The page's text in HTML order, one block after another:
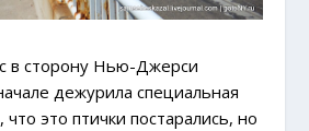
в сторону Нью-Джерси
дежурила специальная
это птички постарались, но